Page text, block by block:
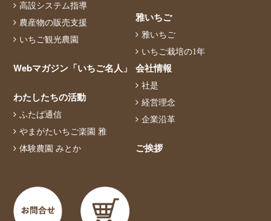
高設システム指導
農産物の販売支援
いちご観光農園
雅いちご
雅いちご
いちご栽培の1年
Webマガジン「いちご名人」
わたしたちの活動
ふたば通信
やまがたいちご楽園 雅
体験農園 みとか
会社情報
社是
経営理念
企業沿革
ご挨拶